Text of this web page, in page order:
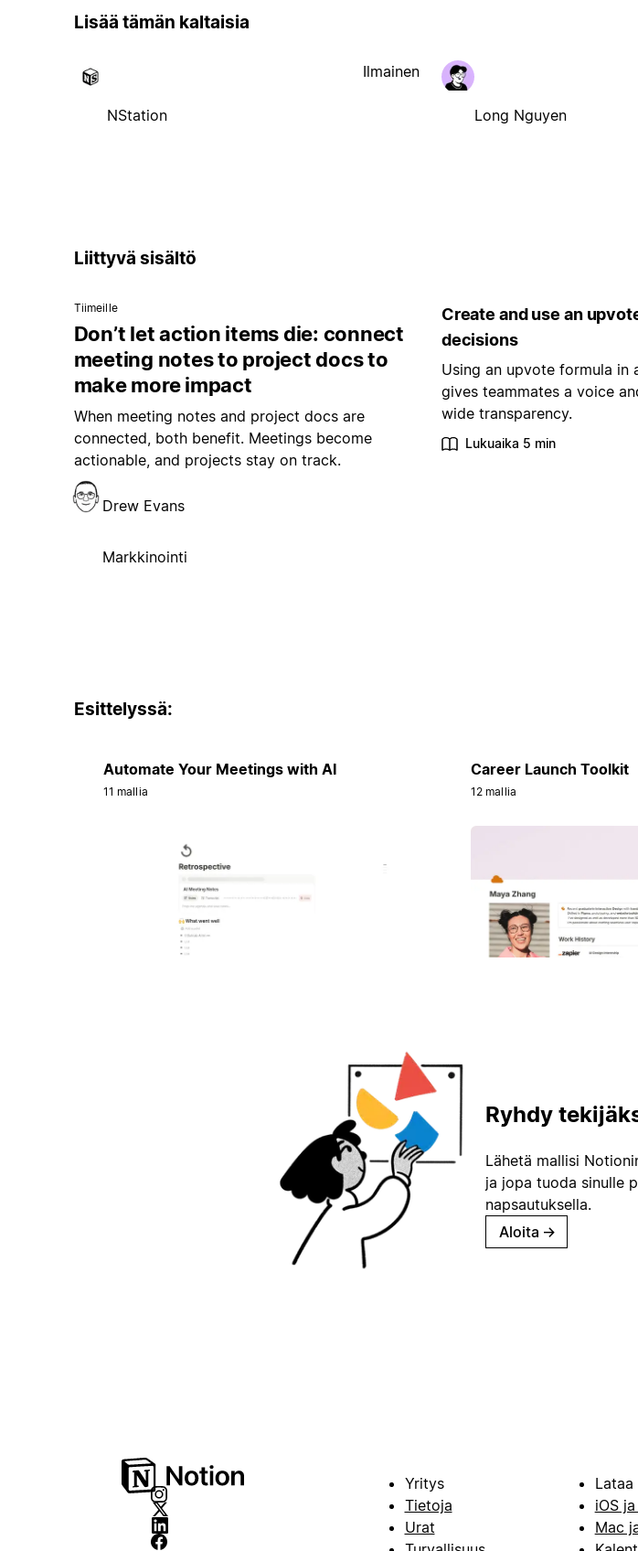
Lisää tämän kaltaisia
NStation
Ilmainen
Long Nguyen
Liittyvä sisältö
Tiimeille
Don’t let action items die: connect
meeting notes to project docs to
make more impact
When meeting notes and project docs are
connected, both benefit. Meetings become
actionable, and projects stay on track.
Drew Evans
Markkinointi
Create and use an
decisions
Using an upvote formula in
gives teammates a voice
wide transparency.
Lukuaika 5 min
Esittelyssä:
Automate Your Meetings with AI
11 mallia
Career Launch Toolkit
12 mallia
Ryhdy
Lähetä mallisi
ja jopa tuoda sinulle
napsautuksella.
Aloita →
Yritys
Tietoja
Urat
Lataa
iOS
Mac